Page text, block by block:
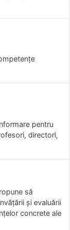
pentru
directori,
să
şi evaluării
concrete ale